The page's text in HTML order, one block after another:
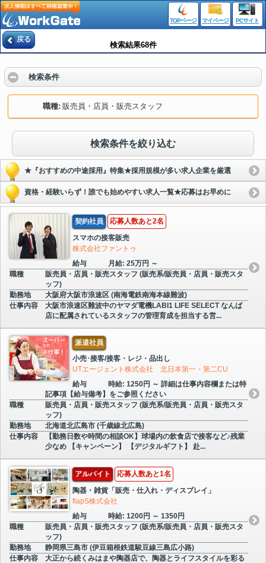
TOPページ マイページ PCサイト
戻る
検索結果68件
検索条件
職種 販売員・店員・販売スタッフ
検索条件を絞り込む
★『おすすめの中途採用』特集★採用規模が多い求人企業を厳選
資格・経験いらず！誰でも始めやすい求人一覧★応募はお早めに
契約社員 応募人数あと2名
スマホの接客販売
株式会社ファントゥ
給与
月給: 25万円 ～
職種
販売員・店員・販売スタッフ (販売系/販売員・店員・販売スタ
ッフ)
勤務地
大阪府大阪市浪速区 (南海電鉄南海本線難波)
仕事内容
大阪市浪速区難波中のヤマダ電機LABI1 LIFE SELECT なんば
店に配属されているスタッフの管理育成を担当する営...
派遣社員
小売･接客/接客・レジ・品出し
UTエージェント株式会社 北日本第一・第二CU
給与
時給: 1250円 ～ 詳細は仕事内容欄または特
記事項【給与備考】をご参照ください
職種
販売員・店員・販売スタッフ (販売系/販売員・店員・販売スタ
ッフ)
勤務地
北海道北広島市 (千歳線北広島)
仕事内容
【勤務日数や時間の相談OK】球場内の飲食店で接客など♪残業
少なめ 【キャンペーン】 【デジタルギフト】 赴...
アルバイト 応募人数あと1名
陶器・雑貨「販売・仕入れ・ディスプレイ」
flapS株式会社
給与
時給: 1200円 ～ 1350円
職種
販売員・店員・販売スタッフ (販売系/販売員・店員・販売スタ
ッフ)
勤務地
静岡県三島市 (伊豆箱根鉄道駿豆線三島広小路)
仕事内容
大正から続くみはまや陶器店で、陶器とライフスタイルを彩る